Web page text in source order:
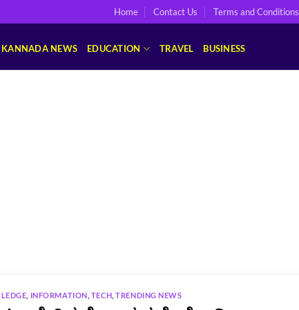
Home Contact Us Terms and Conditions
KANNADA NEWS EDUCATION TRAVEL BUSINESS
INFORMATION TECH ,TRENDING NEWS